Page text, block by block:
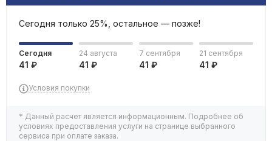
Сегодня только 25%, остальное — позже!
Сегодня
41 ₽
24 августа
41 ₽
7 сентября
41 ₽
21 сентября
41 ₽
Условия покупки
* Данный расчет является информационным. Подробнее об
условиях предоставления услуги на странице выбранного
сервиса при оплате заказа.